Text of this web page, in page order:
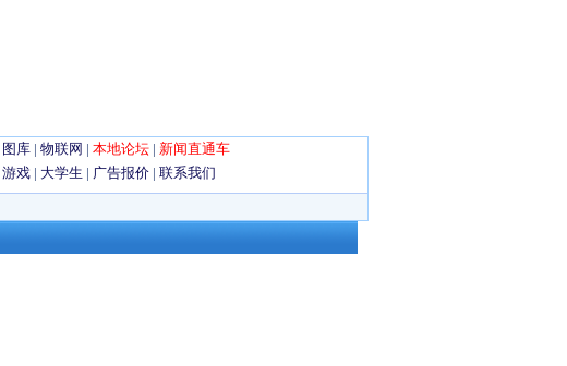
图库 | 物联网 | 本地论坛 | 新闻直通车
游戏 | 大学生 | 广告报价 | 联系我们